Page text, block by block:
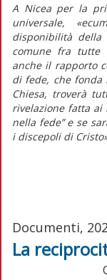
A Nicea per la
universale,
disponibilità della
comune fra tutte
anche il rapporto
di fede, che
Chiesa, troverà
rivelazione fatta ai
nella fede” e se
i discepoli di
Documenti,
La